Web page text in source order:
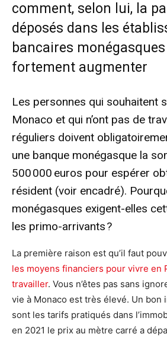
comment, selon lui, la
déposés dans les
bancaires
fortement augmenter
Les personnes qui souhaitent
Monaco et qui n’ont pas de
réguliers doivent
une banque monégasque la
500 000 euros pour espérer
résident (voir encadré).
monégasques exigent-elles
les primo-arrivants ?
La première raison est qu’il faut
les moyens financiers pour vivre en
travailler. Vous n’êtes pas sans
vie à Monaco est très élevé. Un bon
sont les tarifs pratiqués dans
en 2021 le prix au mètre carré a